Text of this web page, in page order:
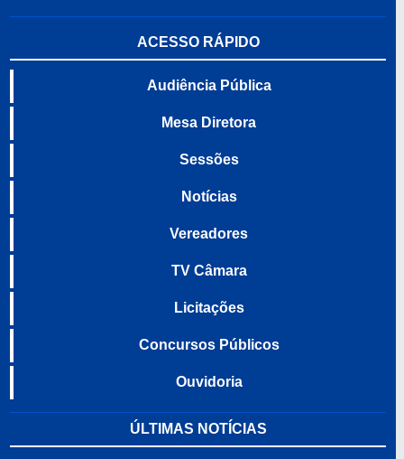
ACESSO RÁPIDO
Audiência Pública
Mesa Diretora
Sessões
Notícias
Vereadores
TV Câmara
Licitações
Concursos Públicos
Ouvidoria
ÚLTIMAS NOTÍCIAS